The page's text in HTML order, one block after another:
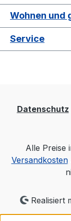
Wohnen und
Service
Datenschutz
Alle Preise
Versandkosten
Realisiert